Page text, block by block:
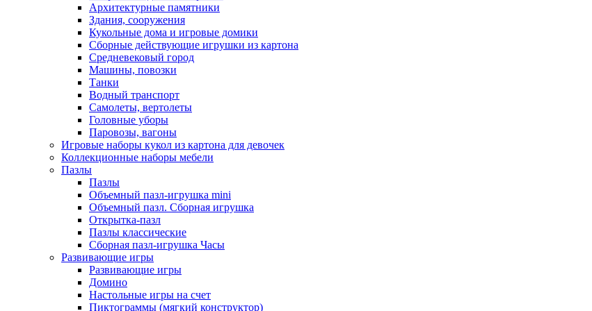
Архитектурные памятники
Здания, сооружения
Кукольные дома и игровые домики
Сборные действующие игрушки из картона
Средневековый город
Машины, повозки
Танки
Водный транспорт
Самолеты, вертолеты
Головные уборы
Паровозы, вагоны
Игровые наборы кукол из картона для девочек
Коллекционные наборы мебели
Пазлы
Пазлы
Объемный пазл-игрушка mini
Объемный пазл. Сборная игрушка
Открытка-пазл
Пазлы классические
Сборная пазл-игрушка Часы
Развивающие игры
Развивающие игры
Домино
Настольные игры на счет
Пиктограммы (мягкий конструктор)